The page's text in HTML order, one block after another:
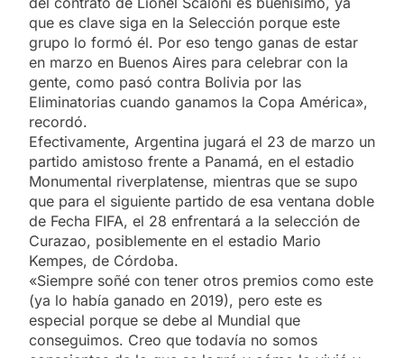
que es clave siga en la Selección porque este
grupo lo formó él. Por eso tengo ganas de estar
en marzo en Buenos Aires para celebrar con la
gente, como pasó contra Bolivia por las
Eliminatorias cuando ganamos la Copa América»,
recordó.
Efectivamente, Argentina jugará el 23 de marzo un
partido amistoso frente a Panamá, en el estadio
Monumental riverplatense, mientras que se supo
que para el siguiente partido de esa ventana doble
de Fecha FIFA, el 28 enfrentará a la selección de
Curazao, posiblemente en el estadio Mario
Kempes, de Córdoba.
«Siempre soñé con tener otros premios como este
(ya lo había ganado en 2019), pero este es
especial porque se debe al Mundial que
conseguimos. Creo que todavía no somos